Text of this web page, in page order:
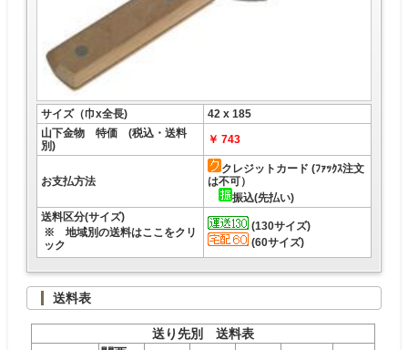
サイズ（巾x全長)
42 x 185
山下金物 特価 (税込・送料
別)
￥ 743
お支払方法
クレジットカード (ﾌｧｯｸｽ注文
は不可）
振込(先払い)
送料区分(サイズ)
※ 地域別の送料はここをクリ
ック
(130サイズ)
(60サイズ)
送料表
送り先別 送料表